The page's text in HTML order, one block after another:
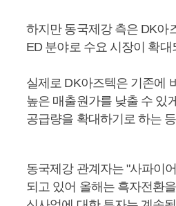
하지만 동국제강 측은 DK아
ED 분야로 수요 시장이 확
실제로 DK아즈텍은 기존에
높은 매출원가를 낮출 수 있
공급량을 확대하기로 하는
동국제강 관계자는 "사파이
되고 있어 올해는 흑자전환